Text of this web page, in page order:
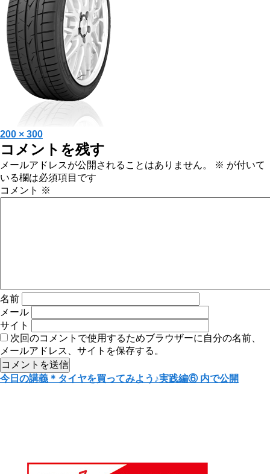
投
稿
日:
フ
ル
サ
イ
ズ
200 × 300
コメントを残す
メールアドレスが公開されることはありません。 ※ が付いて
いる欄は必須項目です
コメント ※
名前
メール
サイト
次回のコメントで使用するためブラウザーに自分の名前、
メールアドレス、サイトを保存する。
投
今日の講義＊タイヤを買ってみよう♪実践編⑥ 内で公開